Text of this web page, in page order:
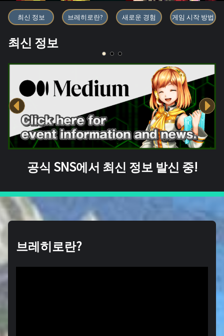
블록체인 게임 「BRAVE
최신 정보 브레히로란? 새로운 경험 게임 시작 방법
최신 정보
공식 SNS에서 최신 정보 발신 중!
브레히로란?